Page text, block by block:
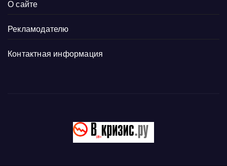
О сайте
Рекламодателю
Контактная информация